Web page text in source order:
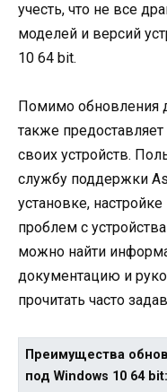
учесть, что не все
моделей и версий
10 64 bit.
Помимо обновления
также
своих устройств.
службу поддержки
установке,
проблем с
можно найти
документацию и
прочитать часто
Преимущества
под Windows 10 64 bit: